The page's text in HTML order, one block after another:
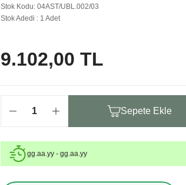
Stok Kodu: 04AST/UBL.002/03
Stok Adedi : 1 Adet
9.102,00 TL
Sepete Ekle
gg.aa.yy - gg.aa.yy